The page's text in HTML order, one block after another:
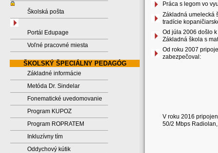
Školská pošta
Portál Edupage
Voľné pracovné miesta
ŠKOLSKÝ ŠPECIÁLNY PEDAGÓG
Základné informácie
Metóda Dr. Sindelar
Fonematické uvedomovanie
Program KUPOZ
Program ROPRATEM
Inkluzívny tím
Oddychový kútik
Práca s legom vo
Základná umelecká
tradície
Od júla 2006 došlo
Základná škola s
Od roku 2007
zabezpečoval:
V roku 2016
50/2 Mbps